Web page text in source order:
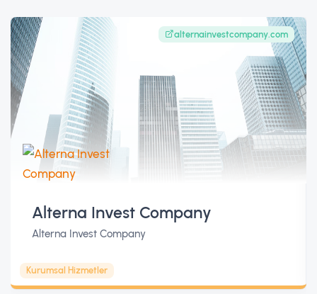
Kurumsal Hizmetler
alternainvestcompany.com
Alterna Invest Company
Alterna Invest Company